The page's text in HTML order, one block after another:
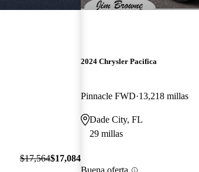
$17,564$17,084
2024 Chrysler Pacifica
Pinnacle FWD 13,218 millas
Dade City, FL
29 millas